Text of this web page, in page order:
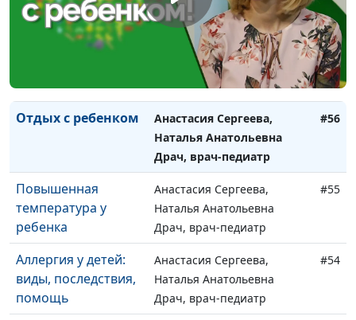
Викторович Малинины
Безопасность
Анастасия Сергеева,
Наталья Анатольевна
Драч, врач-педиатр
#57
Отдых с ребенком
Анастасия Сергеева,
Наталья Анатольевна
Драч, врач-педиатр
#56
Повышенная
температура у
ребенка
Анастасия Сергеева,
Наталья Анатольевна
Драч, врач-педиатр
#55
Аллергия у детей:
виды, последствия,
помощь
Анастасия Сергеева,
Наталья Анатольевна
Драч, врач-педиатр
#54